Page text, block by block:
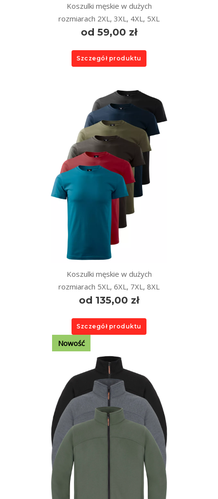
Koszulki męskie w dużych
rozmiarach 2XL, 3XL, 4XL, 5XL
od 59,00 zł
Szczegół produktu
Koszulki męskie w dużych
rozmiarach 5XL, 6XL, 7XL, 8XL
od 135,00 zł
Szczegół produktu
Nowość